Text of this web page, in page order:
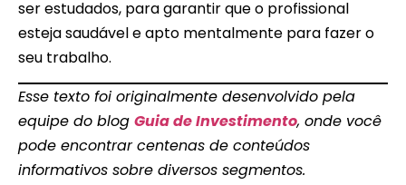
ser estudados, para garantir que o profissional
esteja saudável e apto mentalmente para fazer o
seu trabalho.
Esse texto foi originalmente desenvolvido pela
equipe do blog Guia de Investimento, onde você
pode encontrar centenas de conteúdos
informativos sobre diversos segmentos.